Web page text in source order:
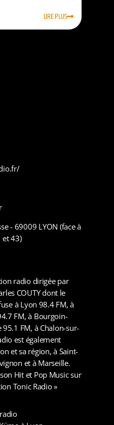
LIRE PLUS
- 69009 LYON (face à
et 43)
radio dirigée par
COUTY dont le
à Lyon 98.4 FM, à
FM, à Bourgoin-
95.1 FM, à Chalon-sur-
est également
et sa région, à Saint-
et à Marseille.
Hit et Pop Music sur
Tonic Radio »